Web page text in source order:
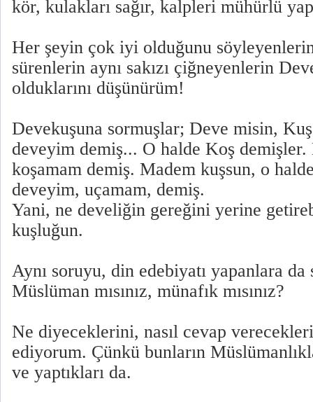
kör, kulakları sağır, kalpleri mühürlü
Her şeyin çok iyi olduğunu
sürenlerin aynı sakızı çiğneyenlerin
olduklarını düşünürüm!
Devekuşuna sormuşlar; Deve misin,
deveyim demiş... O halde Koş demişler.
koşamam demiş. Madem kuşsun, o
deveyim, uçamam, demiş.
Yani, ne develiğin gereğini yerine
kuşluğun.
Aynı soruyu, din edebiyatı yapanlara
Müslüman mısınız, münafık mısınız?
Ne diyeceklerini, nasıl cevap
ediyorum. Çünkü bunların
ve yaptıkları da.